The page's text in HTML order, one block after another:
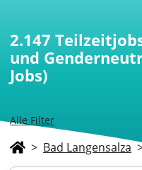
Alle Filter
2.147
und
Jobs)
> Bad Langensalza